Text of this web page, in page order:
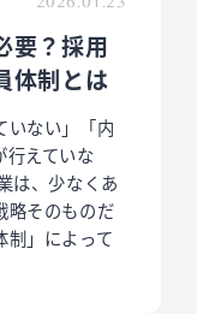
要？採用
体制とは
いない」「内
行えていな
は、少なくあ
略そのものだ
制」によって